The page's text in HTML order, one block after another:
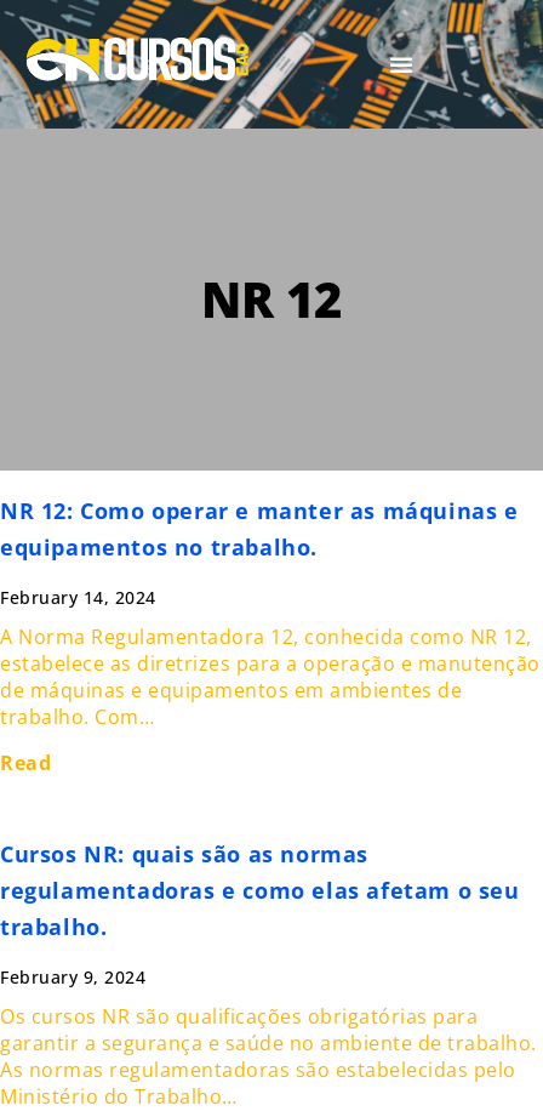
NR 12
NR 12: Como operar e manter as máquinas e
equipamentos no trabalho.
February 14, 2024
A Norma Regulamentadora 12, conhecida como NR 12,
estabelece as diretrizes para a operação e manutenção
de máquinas e equipamentos em ambientes de
trabalho. Com…
Read
Cursos NR: quais são as normas
regulamentadoras e como elas afetam o seu
trabalho.
February 9, 2024
Os cursos NR são qualificações obrigatórias para
garantir a segurança e saúde no ambiente de trabalho.
As normas regulamentadoras são estabelecidas pelo
Ministério do Trabalho…